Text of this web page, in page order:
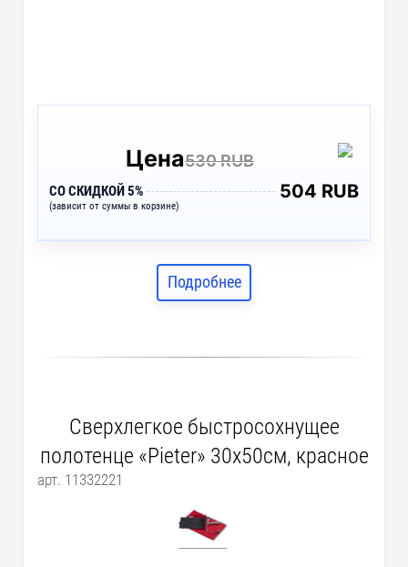
Цена530 RUB
СО СКИДКОЙ 5%
(зависит от суммы в корзине)
504 RUB
Подробнее
Сверхлегкое быстросохнущее
полотенце «Pieter» 30x50см, красное
арт. 11332221